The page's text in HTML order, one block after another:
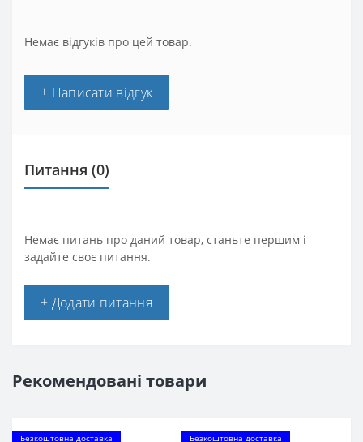
Немає відгуків про цей товар.
+ Написати відгук
Питання (0)
Немає питань про даний товар, станьте першим і
задайте своє питання.
+ Додати питання
Рекомендовані товари
Безкоштовна доставка Безкоштовна доставка